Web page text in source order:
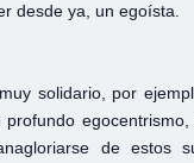
desde ya, un egoísta.
solidario, por
de estos